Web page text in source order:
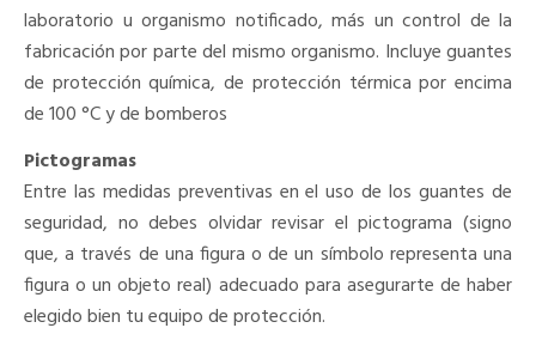
laboratorio u organismo notificado, más un control de la
fabricación por parte del mismo organismo. Incluye guantes
de protección química, de protección térmica por encima
de 100 °C y de bomberos
Pictogramas
Entre las medidas preventivas en el uso de los guantes de
seguridad, no debes olvidar revisar el pictograma (signo
que, a través de una figura o de un símbolo representa una
figura o un objeto real) adecuado para asegurarte de haber
elegido bien tu equipo de protección.